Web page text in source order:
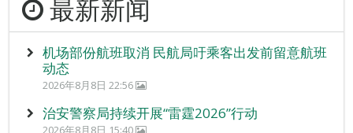
最新新闻
机场部份航班取消 民航局吁乘客出发前留意航班
动态
2026年8月8日 22:56
治安警察局持续开展“雷霆2026”行动
2026年8月8日 15:40